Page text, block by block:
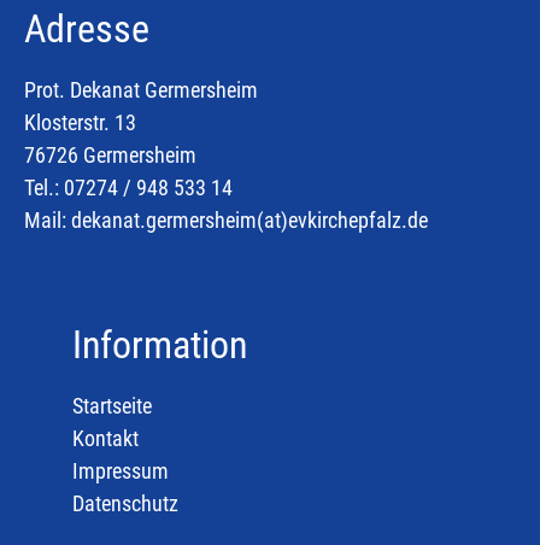
Adresse
Prot. Dekanat Germersheim
Klosterstr. 13
76726 Germersheim
Tel.: 07274 / 948 533 14
Mail:dekanat.germersheim(at)evkirchepfalz.de
Information
Startseite
Kontakt
Impressum
Datenschutz